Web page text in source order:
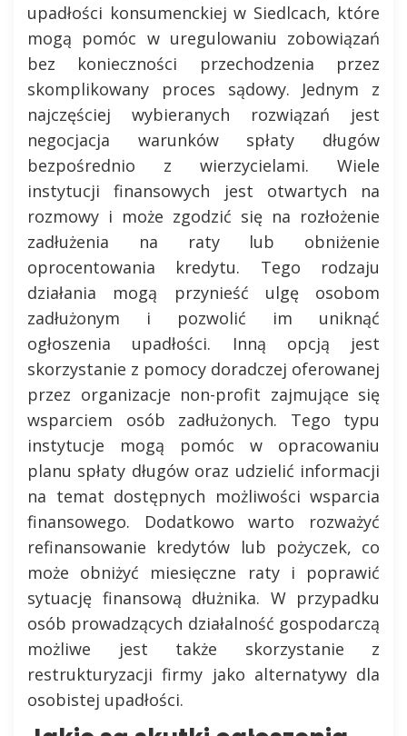
upadłości konsumenckiej w Siedlcach, które
mogą pomóc w uregulowaniu zobowiązań
bez konieczności przechodzenia przez
skomplikowany proces sądowy. Jednym z
najczęściej wybieranych rozwiązań jest
negocjacja warunków spłaty długów
bezpośrednio z wierzycielami. Wiele
instytucji finansowych jest otwartych na
rozmowy i może zgodzić się na rozłożenie
zadłużenia na raty lub obniżenie
oprocentowania kredytu. Tego rodzaju
działania mogą przynieść ulgę osobom
zadłużonym i pozwolić im uniknąć
ogłoszenia upadłości. Inną opcją jest
skorzystanie z pomocy doradczej oferowanej
przez organizacje non-profit zajmujące się
wsparciem osób zadłużonych. Tego typu
instytucje mogą pomóc w opracowaniu
planu spłaty długów oraz udzielić informacji
na temat dostępnych możliwości wsparcia
finansowego. Dodatkowo warto rozważyć
refinansowanie kredytów lub pożyczek, co
może obniżyć miesięczne raty i poprawić
sytuację finansową dłużnika. W przypadku
osób prowadzących działalność gospodarczą
możliwe jest także skorzystanie z
restrukturyzacji firmy jako alternatywy dla
osobistej upadłości.